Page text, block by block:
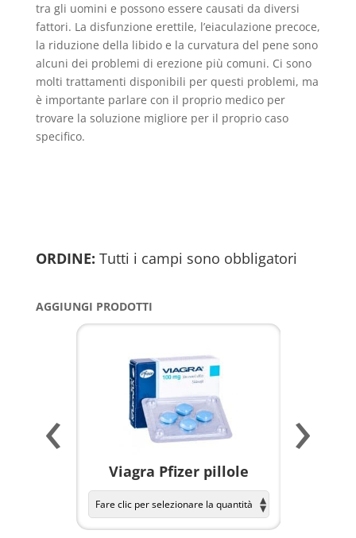
tra gli uomini e possono essere causati da diversi
fattori. La disfunzione erettile, l’eiaculazione precoce,
la riduzione della libido e la curvatura del pene sono
alcuni dei problemi di erezione più comuni. Ci sono
molti trattamenti disponibili per questi problemi, ma
è importante parlare con il proprio medico per
trovare la soluzione migliore per il proprio caso
specifico.
ORDINE: Tutti i campi sono obbligatori
AGGIUNGI PRODOTTI
Viagra Pfizer pillole
‹ ›